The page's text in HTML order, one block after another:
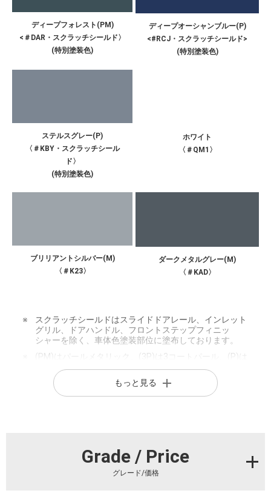
ディープフォレスト(PM)
<＃DAR・スクラッチシールド〉
(特別塗装色)
ディープオーシャンブルー(P)
<#RCJ・スクラッチシールド>
(特別塗装色)
ステルスグレー(P)
〈＃KBY・スクラッチシール
ド〉
(特別塗装色)
ホワイト
〈＃QM1〉
ブリリアントシルバー(M)
〈＃K23〉
ダークメタルグレー(M)
〈＃KAD〉
※
スクラッチシールドはスライドドアレール、インレット
グリル、ドアハンドル、フロントステップフィニッ
シャーを除く、車体色塗装部位に塗布しております。
(PM)はパールメタリック、(3P)は3コートパール、(P)は
パール、(M)はメタリックの略です。
内装色はブラック〈G〉となります。
ボディカラーは、表示する画面の関係で実際の色とは異
もっと見る
Grade / Price
グレード/価格